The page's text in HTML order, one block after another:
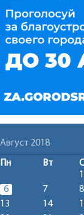
Август 2018
Пн Вт
1
6
7 8
13
14